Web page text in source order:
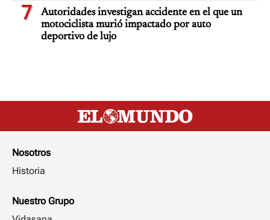
7
Autoridades investigan accidente en el que un
motociclista murió impactado por auto
deportivo de lujo
Nosotros
Historia
Nuestro Grupo